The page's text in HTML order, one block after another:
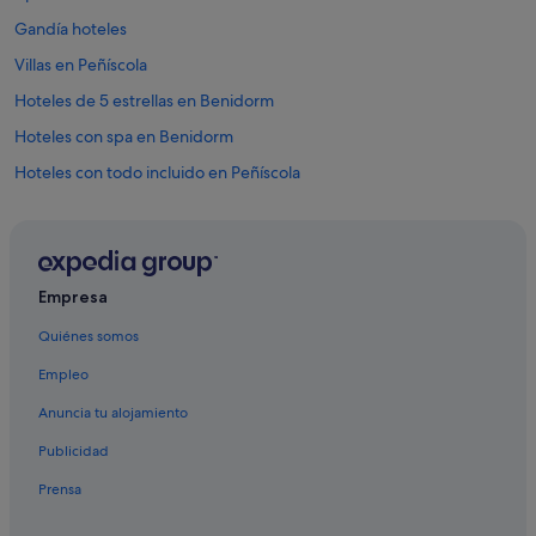
Gandía hoteles
Villas en Peñíscola
Hoteles de 5 estrellas en Benidorm
Hoteles con spa en Benidorm
Hoteles con todo incluido en Peñíscola
Hoteles con todo incluido en Calpe
Hoteles con todo incluido en Benidorm
Iberostar hoteles en Alicante
Hoteles con spa en Valencia
L'alfàs del Pi hoteles
Empresa
Quiénes somos
Empleo
Anuncia tu alojamiento
Publicidad
Prensa